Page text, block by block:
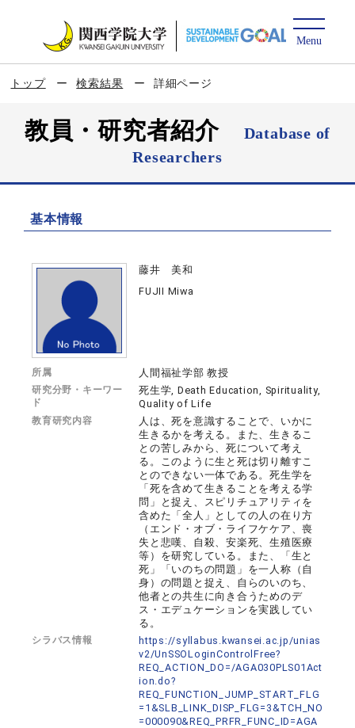
トップ 検索結果 詳細ページ
教員・研究者紹介
Database of
Researchers
基本情報
藤井 美和
FUJII Miwa
所属 人間福祉学部 教授
研究分野・キーワー
ド
死生学, Death Education, Spirituality,
Quality of Life
教育研究内容
人は、死を意識することで、いかに
生きるかを考える。また、生きるこ
との苦しみから、死について考え
る。このように生と死は切り離すこ
とのできない一体である。死生学を
「死を含めて生きることを考える学
問」と捉え、スピリチュアリティを
含めた「全人」としての人の在り方
（エンド・オブ・ライフケケア、喪
失と悲嘆、自殺、安楽死、生殖医療
等）を研究している。また、「生と
死」「いのちの問題」を一人称（自
身）の問題と捉え、自らのいのち、
他者との共生に向き合うためのデ
ス・エデュケーションを実践してい
る。
シラバス情報
https://syllabus.kwansei.ac.jp/unias
v2/UnSSOLoginControlFree?
REQ_ACTION_DO=/AGA030PLS01Act
ion.do?
REQ_FUNCTION_JUMP_START_FLG
=1&SLB_LINK_DISP_FLG=3&TCH_NO
=000090&REQ_PRFR_FUNC_ID=AGA